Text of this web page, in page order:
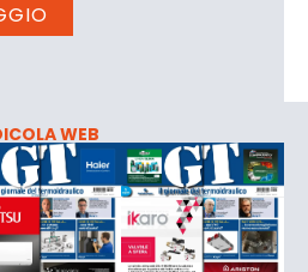
WEB